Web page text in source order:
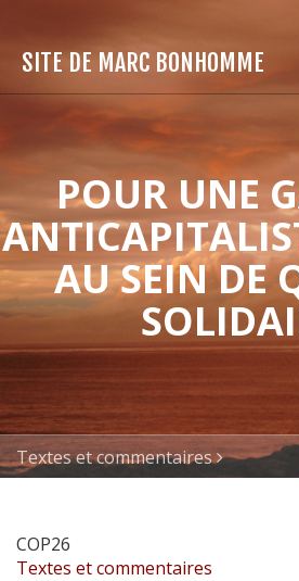
SITE DE MARC BONHOMME
POUR UNE
AU SEIN DE
Textes et commentaires
COP26
Textes et commentaires